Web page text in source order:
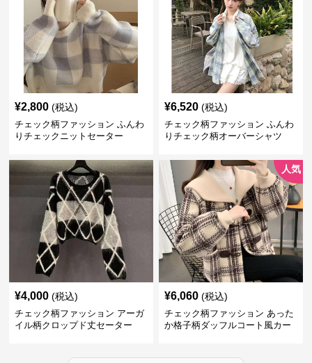
¥2,800 (税込)
チェック柄ファッション ふんわ
りチェックニットセーター
¥6,520 (税込)
チェック柄ファッション ふんわ
りチェック柄オーバーシャツ
¥4,000 (税込)
チェック柄ファッション アーガ
イル柄クロップド丈セーター
人気
¥6,060 (税込)
チェック柄ファッション あった
か格子柄ダッフルコート風カー